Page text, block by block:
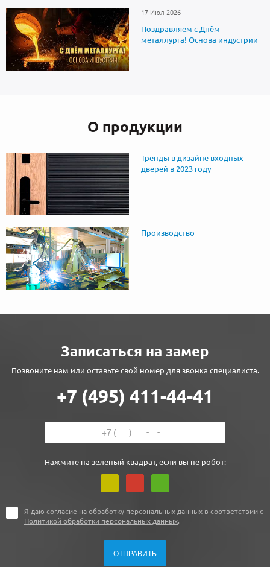
17 Июл 2026
Поздравляем с Днём
металлурга! Основа индустрии
О продукции
Тренды в дизайне входных
дверей в 2023 году
Производство
Записаться на замер
Позвоните нам или оставьте свой номер для звонка специалиста.
+7 (495) 411-44-41
Нажмите на зеленый квадрат, если вы не робот:
Я даю согласие на обработку персональных данных в соответствии с
Политикой обработки персональных данных.